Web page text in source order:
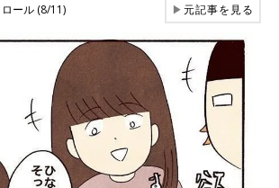
ール (8/11) ▶元記事を見る